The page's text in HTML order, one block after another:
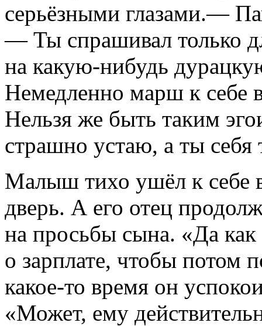
серьёзными глазами.—
— Ты спрашивал только
на какую-нибудь
Немедленно марш к себе
Нельзя же быть таким
страшно устаю, а ты себя
Малыш тихо ушёл к себе
дверь. А его отец
на просьбы сына. «Да
о зарплате, чтобы потом
какое-то время он
«Может, ему